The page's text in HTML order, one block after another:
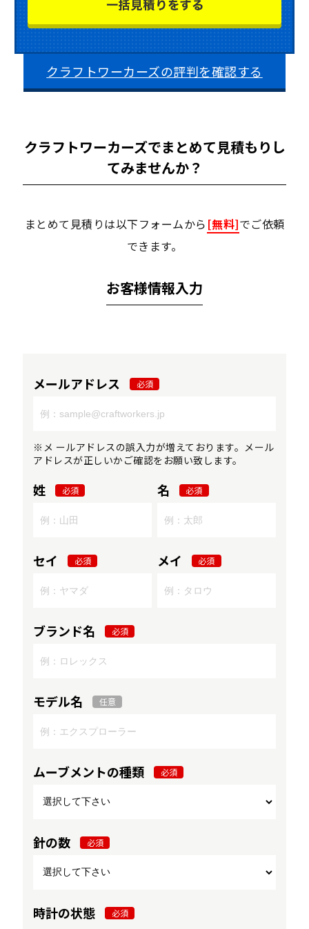
クラフトワーカーズの評判を確認する
クラフトワーカーズでまとめて見積もりし
てみませんか？
まとめて見積りは以下フォームから [無料]でご依頼
できます。
お客様情報入力
メールアドレス 必須
※メ ールアドレスの誤入力が増えております。メール
アドレスが正しいかご確認をお願い致します。
姓 必須 名 必須
セイ 必須 メイ 必須
ブランド名 必須
モデル名 任意
ムーブメントの種類 必須
針の数 必須
時計の状態 必須